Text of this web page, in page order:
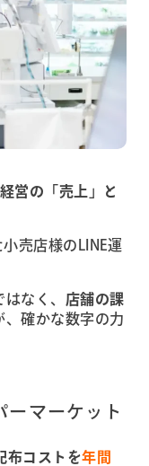
営の「売上」と
売店様のLINE運
なく、 店舗の課
、確かな数字の力
ーマーケット
布コストを年間